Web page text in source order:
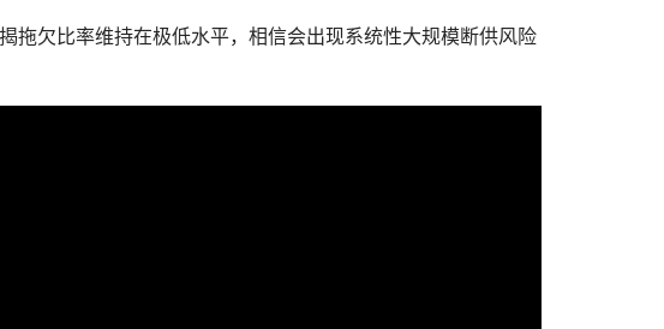
拖欠比率维持在极低水平，相信会出现系统性大规模断供风险